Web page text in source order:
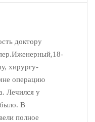
доктору
хирургу-
операцию
Лечился у
было. В
полное